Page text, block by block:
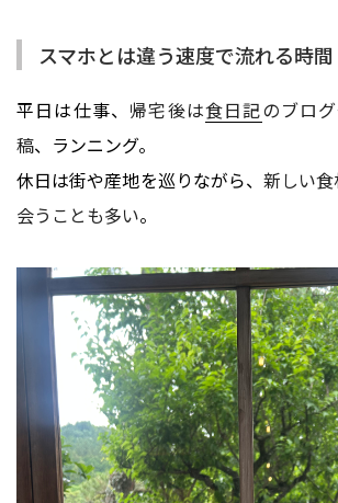
スマホとは違う速度で流れる時間
平日は仕事、 帰宅後は食日記のブロ
稿、ランニング。
休日は街や産地を巡りながら、新しい
会うことも多い。